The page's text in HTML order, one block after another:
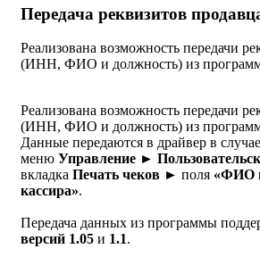
Передача реквизитов
Реализована возможность передачи
(ИНН, ФИО и должность) из
Реализована возможность передачи
(ИНН, ФИО и должность) из
Данные передаются в драйвер в
меню Управление ►
вкладка Печать чеков ► поля «ФИО
кассира».
Передача данных из программы
версий 1.05 и 1.1.